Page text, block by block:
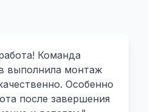
Команда
выполнила монтаж
Особенно
после завершения